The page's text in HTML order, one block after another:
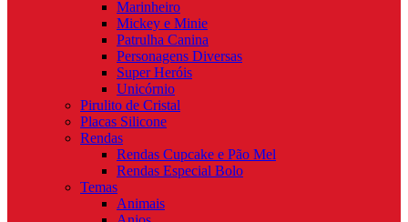
Marinheiro
Mickey e Minie
Patrulha Canina
Personagens Diversas
Super Heróis
Unicórnio
Pirulito de Cristal
Placas Silicone
Rendas
Rendas Cupcake e Pão Mel
Rendas Especial Bolo
Temas
Animais